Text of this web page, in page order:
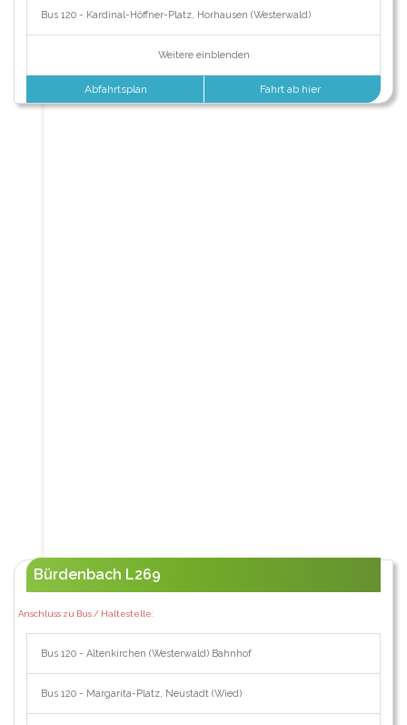
Bus 120 - Kardinal-Höffner-Platz, Horhausen (Westerwald)
Weitere einblenden
Abfahrtsplan Fahrt ab hier
Bürdenbach L269
Anschluss zu Bus / Haltestelle:
Bus 120 - Altenkirchen (Westerwald) Bahnhof
Bus 120 - Margarita-Platz, Neustadt (Wied)